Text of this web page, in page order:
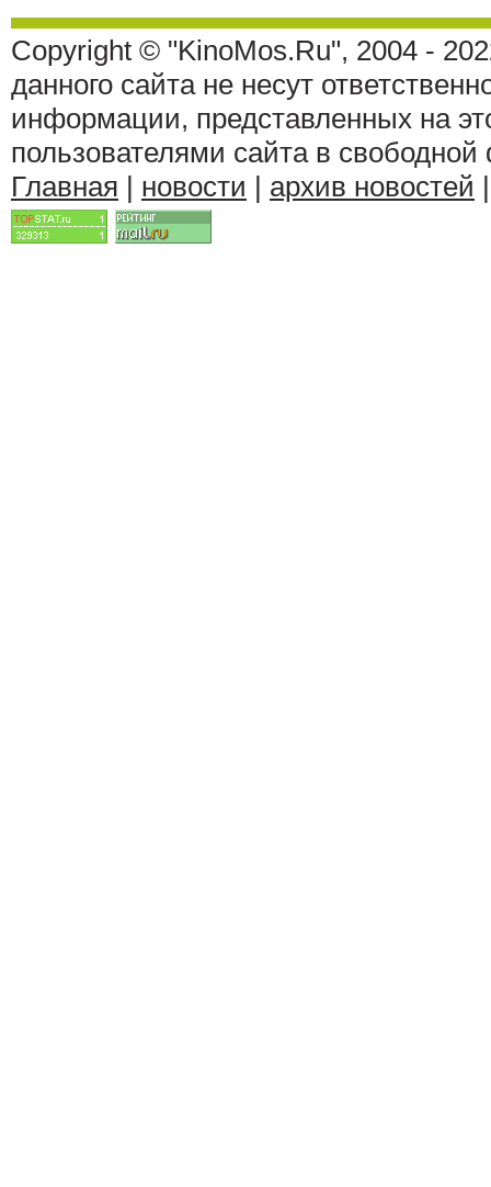
Copyright © "KinoMos.Ru", 2004 -
данного сайта не несут
информации, представленных на
пользователями сайта в
Главная | новости | архив новостей